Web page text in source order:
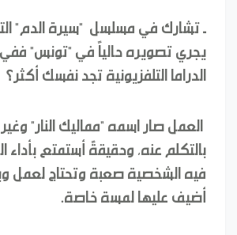
ـتشارك في مسلسل "سيرة الدم"
يجري تصويره حالياً في "تونس"
الدراما التلفزيونية تجد نفسك أكثر؟
العمل صار اسمه "مماليك النار"
بالتكلم عنه، وحقيقةً أستمتع بأداء
فيه الشخصية صعبة وتحتاج لعمل
أضيف عليها لمسة خاصة.